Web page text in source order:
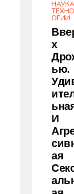
ОГИИ
Х
Ью.
И
Ая